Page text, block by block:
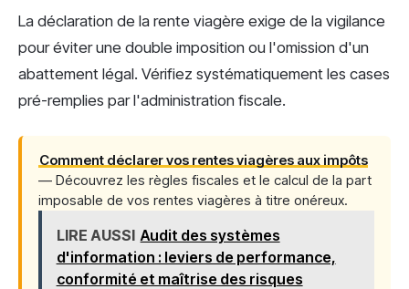
La déclaration de la rente viagère exige de la vigilance
pour éviter une double imposition ou l'omission d'un
abattement légal. Vérifiez systématiquement les cases
pré-remplies par l'administration fiscale.
Comment déclarer vos rentes viagères aux impôts
— Découvrez les règles fiscales et le calcul de la part
imposable de vos rentes viagères à titre onéreux.
LIRE AUSSI Audit des systèmes
d'information : leviers de performance,
conformité et maîtrise des risques